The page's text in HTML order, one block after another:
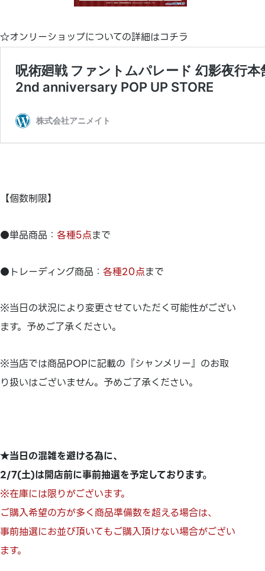
☆オンリーショップについての詳細はコチラ
【個数制限】
●単品商品： 各種5点まで
●トレーディング商品： 各種20点まで
※当日の状況により変更させていただく可能性がござい
ます。予めご了承ください。
※当店では商品POPに記載の『シャンメリー』のお取
り扱いはございません。予めご了承ください。
★当日の混雑を避ける為に、
2/7(土)は開店前に事前抽選を予定しております。
※在庫には限りがございます。
ご購入希望の方が多く商品準備数を超える場合は、
事前抽選にお並び頂いてもご購入頂けない場合がござい
ます。